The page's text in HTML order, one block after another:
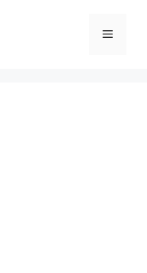
Menü